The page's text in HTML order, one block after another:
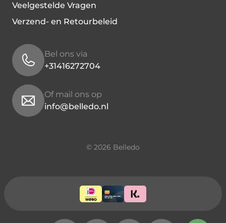
Veelgestelde Vragen
Verzend- en Retourbeleid
Bel ons via
+31416272704
Of mail ons op
info@belledo.nl
© 2026 Belledo